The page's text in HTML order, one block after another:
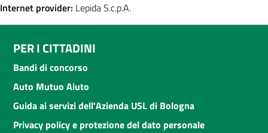
Internet provider: Lepida S.c.p.A.
PER I CITTADINI
Bandi di concorso
Auto Mutuo Aiuto
Guida ai servizi dell'Azienda USL di Bologna
Privacy policy e protezione del dato personale